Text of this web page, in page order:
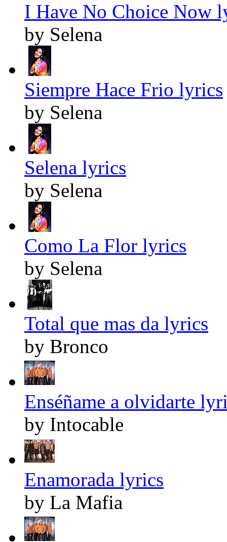
I Have No Choice Now
by Selena
Siempre Hace Frio lyrics
by Selena
Selena lyrics
by Selena
Como La Flor lyrics
by Selena
Total que mas da lyrics
by Bronco
Enséñame a olvidarte
by Intocable
Enamorada lyrics
by La Mafia